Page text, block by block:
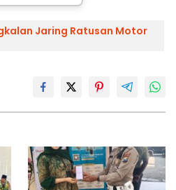
Jaring Ratusan Motor